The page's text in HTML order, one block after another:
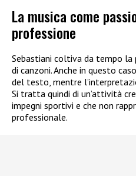
La musica come
professione
Sebastiani coltiva da tempo la
di canzoni. Anche in questo
del testo, mentre
Si tratta quindi di un’attività
impegni sportivi e che non
professionale.